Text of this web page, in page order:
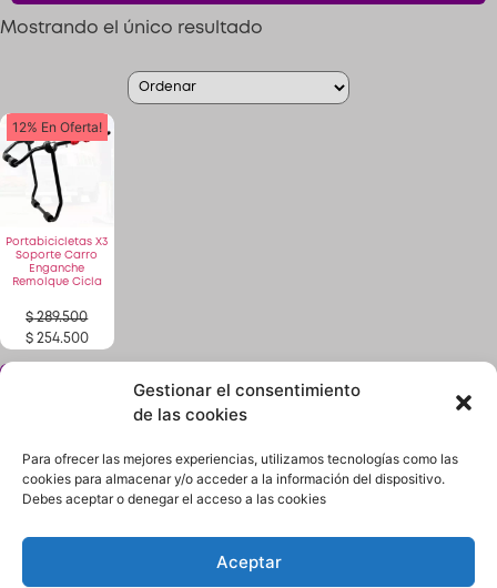
Gestionar el consentimiento
de las cookies
Para ofrecer las mejores experiencias, utilizamos tecnologías como las
cookies para almacenar y/o acceder a la información del dispositivo.
Debes aceptar o denegar el acceso a las cookies
Aceptar
Bicicletas
Mostrando el único resultado
12% En Oferta!
Portabicicletas X3
Soporte Carro
Enganche
Remolque Cicla
$289.500
$254.500
¿No encuentras lo que buscas? solicítalo dando
click aquí y en 24 horas o menos te lo encontramos.
Política de Privacidad